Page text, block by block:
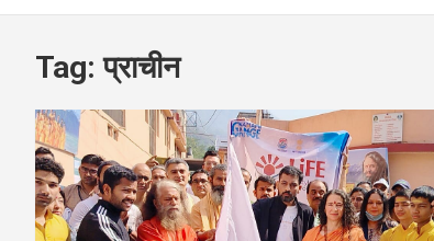
Tag:प्राचीन